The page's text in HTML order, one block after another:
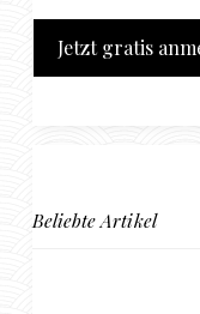
Jetzt gratis
Beliebte Artikel